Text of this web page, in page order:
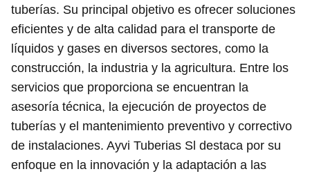
tuberías. Su principal objetivo es ofrecer soluciones
eficientes y de alta calidad para el transporte de
líquidos y gases en diversos sectores, como la
construcción, la industria y la agricultura. Entre los
servicios que proporciona se encuentran la
asesoría técnica, la ejecución de proyectos de
tuberías y el mantenimiento preventivo y correctivo
de instalaciones. Ayvi Tuberias Sl destaca por su
enfoque en la innovación y la adaptación a las